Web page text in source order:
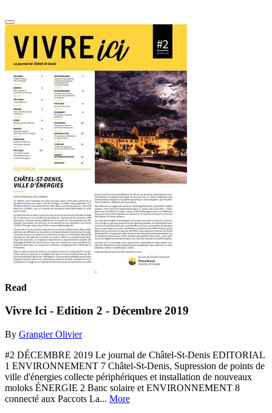
Read
Vivre Ici - Edition 2 - Décembre 2019
By Grangier Olivier
#2 DÉCEMBRE 2019 Le journal de Châtel-St-Denis EDITORIAL
1 ENVIRONNEMENT 7 Châtel-St-Denis, Supression de points de
ville d'énergies collecte périphériques et installation de nouveaux
moloks ÉNERGIE 2 Banc solaire et ENVIRONNEMENT 8
connecté aux Paccots La... More